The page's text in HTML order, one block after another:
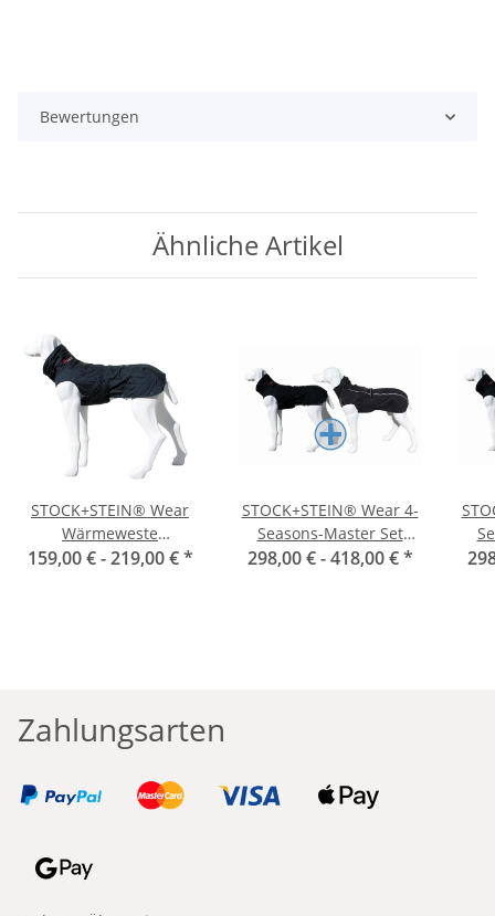
Bewertungen
Ähnliche Artikel
STOCK+STEIN® Wear
Wärmeweste
Coldmaster
159,00 € -219,00 €*
STOCK+STEIN® Wear 4-
Seasons-Master Set
Phantom schwarz
298,00 € -418,00 €*
Zahlungsarten